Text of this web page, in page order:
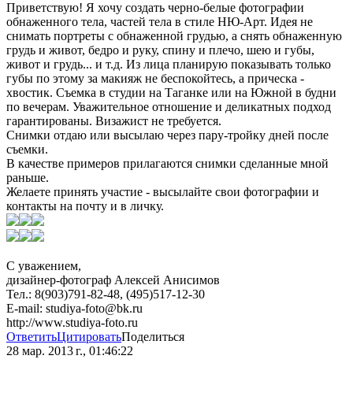
Приветствую! Я хочу создать черно-белые фотографии
обнаженного тела, частей тела в стиле НЮ-Арт. Идея не
снимать портреты с обнаженной грудью, а снять обнаженную
грудь и живот, бедро и руку, спину и плечо, шею и губы,
живот и грудь... и т.д. Из лица планирую показывать только
губы по этому за макияж не беспокойтесь, а прическа -
хвостик. Съемка в студии на Таганке или на Южной в будни
по вечерам. Уважительное отношение и деликатных подход
гарантированы. Визажист не требуется.
Снимки отдаю или высылаю через пару-тройку дней после
съемки.
В качестве примеров прилагаются снимки сделанные мной
раньше.
Желаете принять участие - высылайте свои фотографии и
контакты на почту и в личку.
С уважением,
дизайнер-фотограф Алексей Анисимов
Тел.: 8(903)791-82-48, (495)517-12-30
E-mail: studiya-foto@bk.ru
http://www.studiya-foto.ru
ОтветитьЦитироватьПоделиться
28 мар. 2013 г., 01:46:22